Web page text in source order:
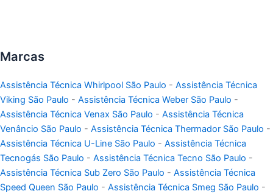
Marcas
Assistência Técnica Whirlpool São Paulo - Assistência Técnica
Viking São Paulo - Assistência Técnica Weber São Paulo -
Assistência Técnica Venax São Paulo - Assistência Técnica
Venâncio São Paulo - Assistência Técnica Thermador São Paulo -
Assistência Técnica U-Line São Paulo - Assistência Técnica
Tecnogás São Paulo - Assistência Técnica Tecno São Paulo -
Assistência Técnica Sub Zero São Paulo - Assistência Técnica
Speed Queen São Paulo - Assistência Técnica Smeg São Paulo -